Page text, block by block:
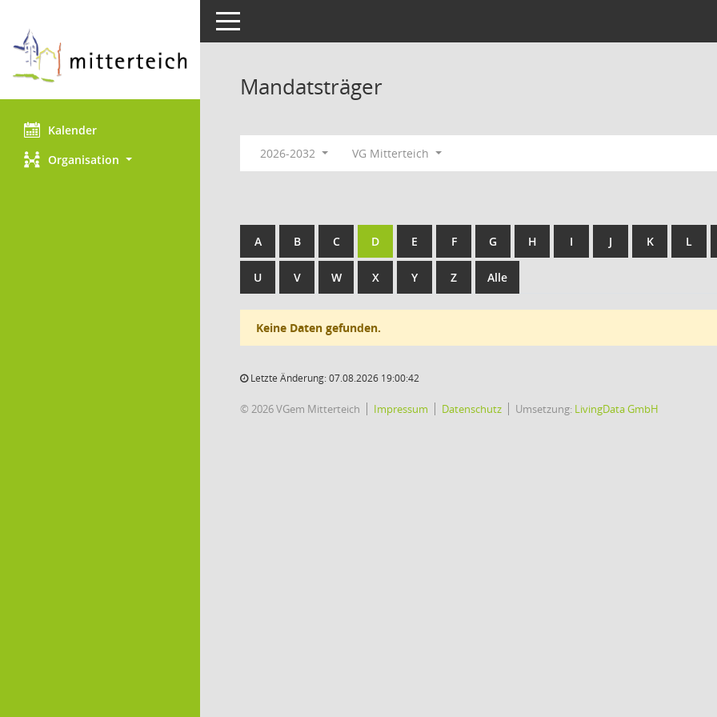
Kalender
Organisation
Toggle navigation
Mandatsträger
2026-2032 VG Mitterteich
A B C D E F G H I J K L
U V W X Y Z Alle
Keine Daten gefunden.
Letzte Änderung: 07.08.2026 19:00:42
© 2026 VGem Mitterteich Impressum Datenschutz Umsetzung: LivingData GmbH